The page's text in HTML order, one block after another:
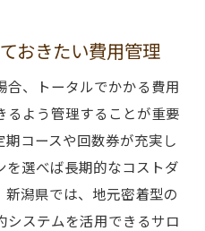
おきたい費用管理
合、トータルでかかる費用
るよう管理することが重要
コースや回数券が充実し
を選べば長期的なコストダ
潟県では、地元密着型の
ステムを活用できるサロ